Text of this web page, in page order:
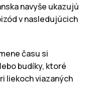
navyše ukazujú
v nasledujúcich
času si
budíky, ktoré
liekoch viazaných